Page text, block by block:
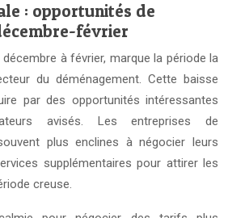
: opportunités de
février
décembre à février, marque la période la
du déménagement. Cette baisse
par des opportunités intéressantes
avisés. Les entreprises de
plus enclines à négocier leurs
supplémentaires pour attirer les
creuse.